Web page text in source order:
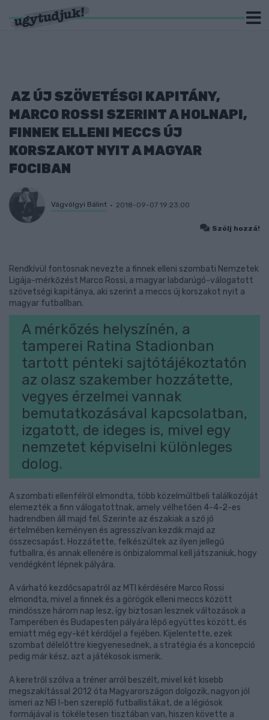
AZ ÚJ SZÖVETÉSGI KAPITÁNY,
MARCO ROSSI SZERINT A HOLNAPI,
FINNEK ELLENI MECCS ÚJ
KORSZAKOT NYIT A MAGYAR
FOCIBAN
Vágvölgyi Bálint 2018-09-07 19:23:00
Szólj hozzá!
Rendkívül fontosnak nevezte a finnek elleni szombati Nemzetek
Ligája-mérkőzést Marco Rossi, a magyar labdarúgó-válogatott
szövetségi kapitánya, aki szerint a meccs új korszakot nyit a
magyar futballban.
A mérkőzés helyszínén, a
tamperei Ratina Stadionban
tartott pénteki sajtótájékoztatón
az olasz szakember hozzátette,
vegyes érzelmei vannak
bemutatkozásával kapcsolatban,
izgatott, de ideges is, mivel egy
nemzetet képviselni különleges
dolog.
A szombati ellenfélről elmondta, több közelmúltbeli találkozóját
elemezték a finn válogatottnak, amely vélhetően 4-4-2-es
hadrendben áll majd fel. Szerinte az északiak a szó jó
értelmében keményen és agresszívan kezdik majd az
összecsapást. Hozzátette, felkészültek az ilyen jellegű
futballra, és annak ellenére is önbizalommal kell játszaniuk, hogy
vendégként lépnek pályára.
A várható kezdőcsapatról az MTI kérdésére Marco Rossi
elmondta, mivel a finnek és a görögök elleni meccs között
mindössze három nap lesz, így biztosan lesznek változások a
Tamperében és Budapesten pályára lépő együttes között, és
emiatt még egy-két kérdőjel a fejében. Kijelentette, ezek
szombat délelőttre kiegyenesednek, a stratégia és a koncepció
pedig már kész, azt a játékosok ismerik.
A keretről szólva a tréner arról beszélt, mivel két kisebb
megszakítással 2012 óta Magyarországon dolgozik, nagyon jól
ismeri az NB I-ben szereplő futballistákat, de a légiósok
formájával is tökéletesen tisztában van, hiszen követte a